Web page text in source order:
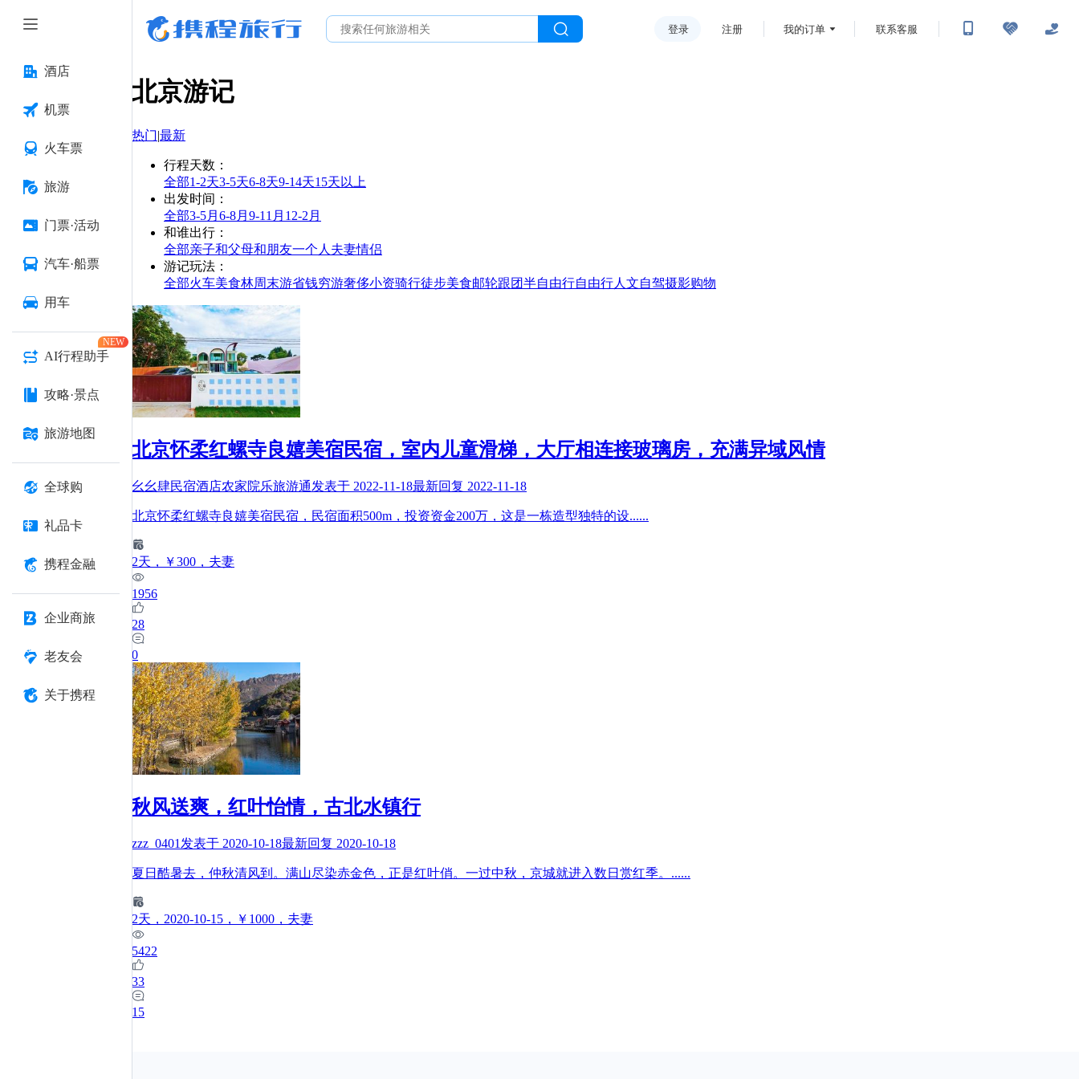
酒店
机票
火车票
旅游
门票·活动
汽车·船票
用车
AI行程助手
NEW
攻略·景点
旅游地图
全球购
礼品卡
携程金融
企业商旅
老友会
关于携程
登录 注册 我的订单 联系客服
北京游记
热门|最新
行程天数 ：
全部1-2天3-5天6-8天9-14天15天以上
出发时间 ：
全部3-5月 6-8月 9-11月 12-2月
和谁出行 ：
全部亲子和父母和朋友一个人 夫妻情侣
游记玩法 ：
全部火车美食林周末游省钱穷游奢侈小资骑行徒步美食邮轮跟团半自由行自由行人文自驾摄影购物
北京怀柔红螺寺良嬉美宿民宿，室内儿童滑梯，大厅相连接玻璃房，充满异域风情
幺幺肆民宿酒店农家院乐旅游通发表于 2022-11-18最新回复 2022-11-18
北京怀柔红螺寺良嬉美宿民宿，民宿面积500m，投资资金200万，这是一栋造型独特的设......
2天 ，￥300 ，夫妻
1956
28
0
秋风送爽，红叶怡情，古北水镇行
zzz_0401 发表于 2020-10-18最新回复 2020-10-18
夏日酷暑去，仲秋清风到。满山尽染赤金色，正是红叶俏。一过中秋，京城就进入数日赏红季。 ......
2天 ，2020-10-15 ，￥1000 ，夫妻
5422
33
15